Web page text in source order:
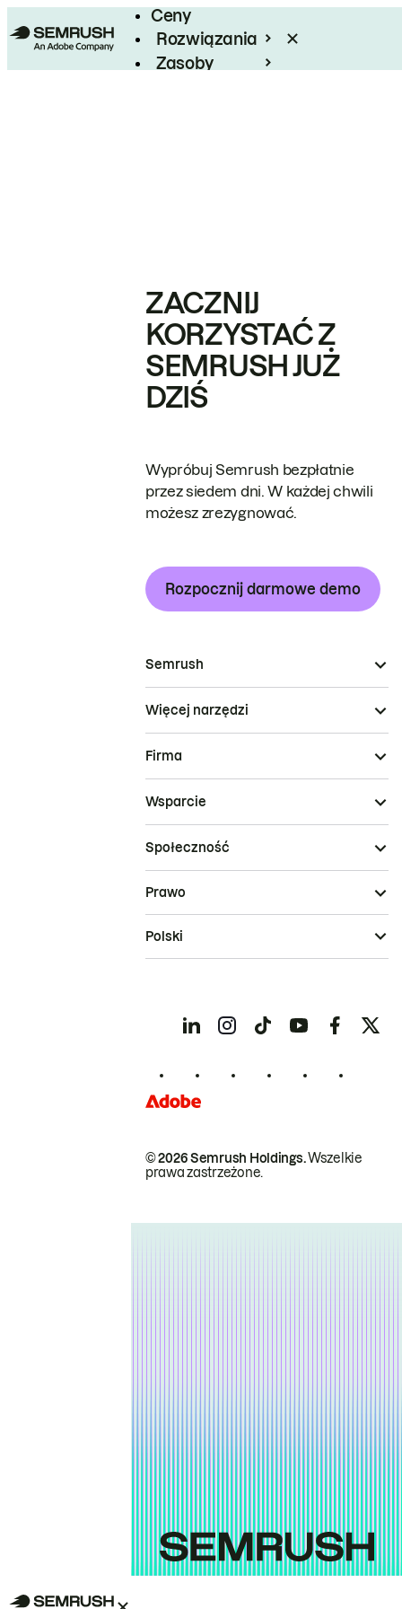
Ceny
Rozwiązania
Zasoby
ZACZNIJ
KORZYSTAĆ Z
SEMRUSH JUŻ
DZIŚ
Wypróbuj Semrush bezpłatnie
przez siedem dni. W każdej chwili
możesz zrezygnować.
Rozpocznij darmowe demo
Semrush
Więcej narzędzi
Firma
Wsparcie
Społeczność
© 2026 Semrush Holdings.Wszelkie
prawa zastrzeżone.
Prawo
Polski